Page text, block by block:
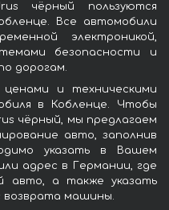
чёрный пользуются
Все автомобили
электроникой,
безопасности и
дорогам.
и техническими
в Кобленце. Чтобы
чёрный, мы предлагаем
авто, заполнив
указать в Вашем
адрес в Германии, где
авто, а также указать
возврата машины.